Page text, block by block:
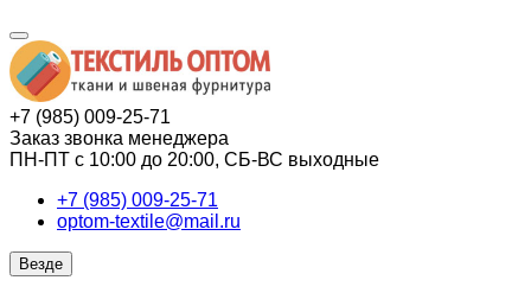
+7 (985) 009-25-71
Заказ звонка менеджера
ПН-ПТ с 10:00 до 20:00, СБ-ВС выходные
+7 (985) 009-25-71
optom-textile@mail.ru
Везде